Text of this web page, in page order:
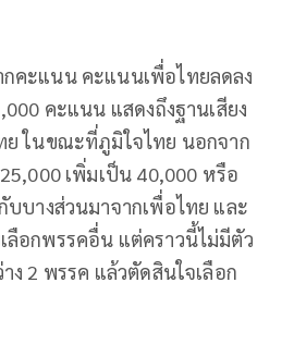
คะแนน คะแนนเพื่อไทยลดลง
คะแนน แสดงถึงฐานเสียง
ย ในขณะที่ภูมิใจไทย นอกจาก
เพิ่มเป็น 40,000 หรือ
บบางส่วนมาจากเพื่อไทย และ
ลือกพรรคอื่น แต่คราวนี้ไม่มีตัว
ง 2 พรรค แล้วตัดสินใจเลือก